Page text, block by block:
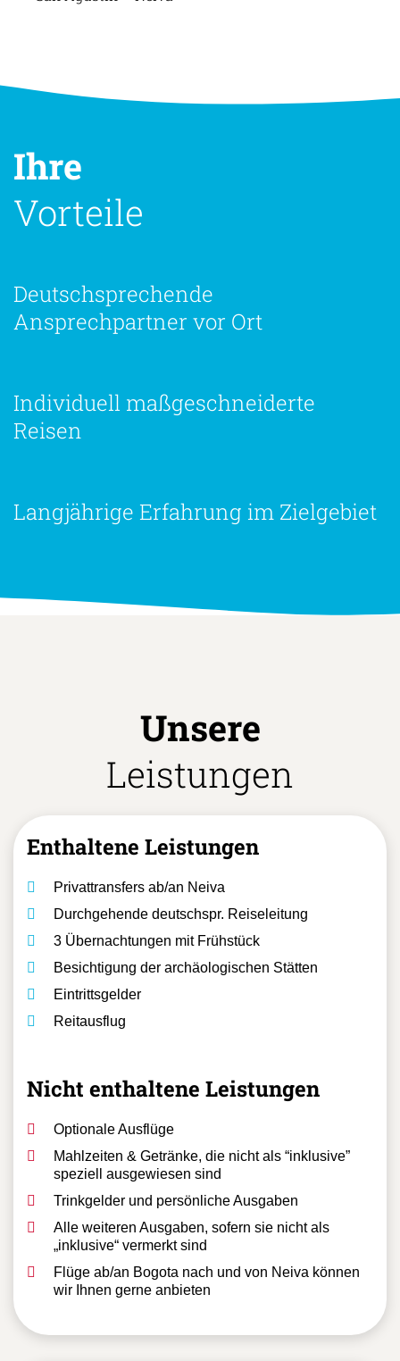
Ihre
Vorteile
Deutschsprechende
Ansprechpartner vor Ort
Individuell maßgeschneiderte
Reisen
Langjährige Erfahrung im Zielgebiet
Unsere
Leistungen
Enthaltene Leistungen
Privattransfers ab/an Neiva
Durchgehende deutschspr. Reiseleitung
3 Übernachtungen mit Frühstück
Besichtigung der archäologischen Stätten
Eintrittsgelder
Reitausflug
Nicht enthaltene Leistungen
Optionale Ausflüge
Mahlzeiten & Getränke, die nicht als “inklusive”
speziell ausgewiesen sind
Trinkgelder und persönliche Ausgaben
Alle weiteren Ausgaben, sofern sie nicht als
„inklusive“ vermerkt sind
Flüge ab/an Bogota nach und von Neiva können
wir Ihnen gerne anbieten